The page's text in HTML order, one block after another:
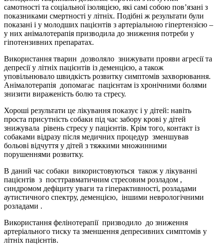
самотності та соціальної ізоляцією, які самі собою пов’язані з
показниками смертності у літніх. Подібні ж результати були
показані і у молодших пацієнтів з артеріальною гіпертензією –
у них анімалотерапія призводила до зниження потреби у
гіпотензивних препаратах.
Використання тварин дозволяло знижувати прояви агресії та
депресії у літніх пацієнтів із деменцією, а також
уповільнювало швидкість розвитку симптомів захворювання.
Анімалотерапія допомагає пацієнтам із хронічними болями
знизити вираженість болю та стресу.
Хороші результати це лікування показує і у дітей: навіть
проста присутність собаки під час забору крові у дітей
знижувала рівень стресу у пацієнтів. Крім того, контакт із
собаками відразу після медичних процедур зменшував
больові відчуття у дітей з тяжкими множинними
порушеннями розвитку.
В даний час собаки використовуються також у лікуванні
пацієнтів з посттравматичним стресовим розладом ,
синдромом дефіциту уваги та гіперактивності, розладами
аутистичного спектру, деменцією, іншими неврологічними
розладами .
Використання фелінотерапії призводило до зниження
артеріального тиску та зменшення депресивних симптомів у
літніх пацієнтів.